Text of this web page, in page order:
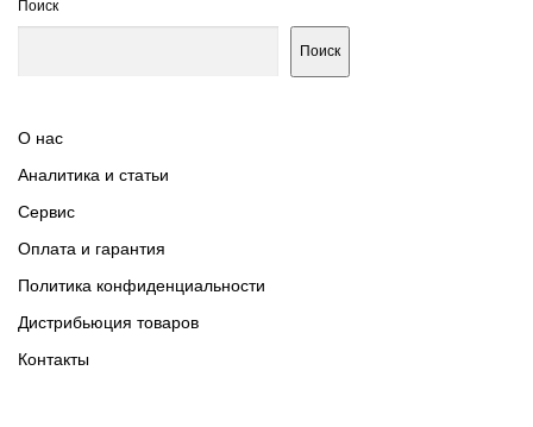
Поиск
Поиск
О нас
Аналитика и статьи
Сервис
Оплата и гарантия
Политика конфиденциальности
Дистрибьюция товаров
Контакты